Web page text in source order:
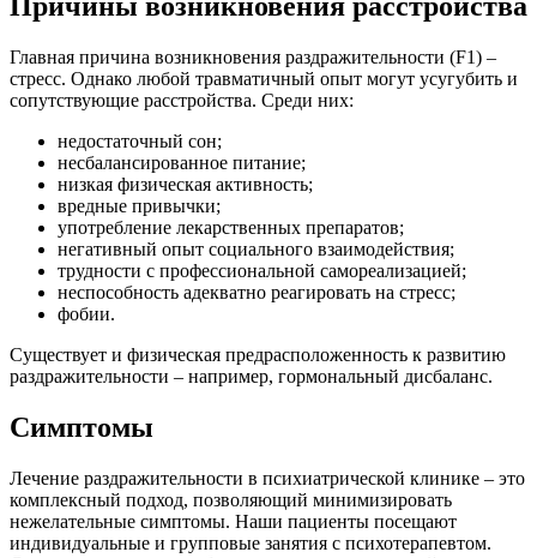
Причины возникновения расстройства
Главная причина возникновения раздражительности (F1) –
стресс. Однако любой травматичный опыт могут усугубить и
сопутствующие расстройства. Среди них:
недостаточный сон;
несбалансированное питание;
низкая физическая активность;
вредные привычки;
употребление лекарственных препаратов;
негативный опыт социального взаимодействия;
трудности с профессиональной самореализацией;
неспособность адекватно реагировать на стресс;
фобии.
Существует и физическая предрасположенность к развитию
раздражительности – например, гормональный дисбаланс.
Симптомы
Лечение раздражительности в психиатрической клинике – это
комплексный подход, позволяющий минимизировать
нежелательные симптомы. Наши пациенты посещают
индивидуальные и групповые занятия с психотерапевтом.